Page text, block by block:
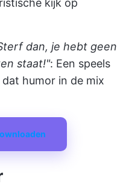
kijk op
dan, je hebt geen
staat!": Een speels
humor in de mix